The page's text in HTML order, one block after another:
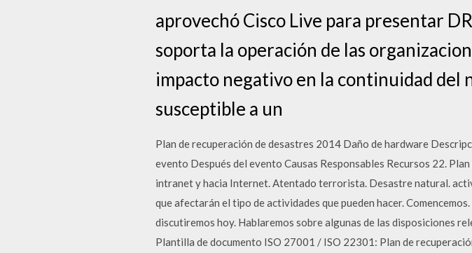
aprovechó Cisco Live para presentar
soporta la operación de las
impacto negativo en la continuidad del
susceptible a un
Plan de recuperación de desastres 2014 Daño de hardware
evento Después del evento Causas Responsables Recursos 22.
intranet y hacia Internet. Atentado terrorista. Desastre natural.
que afectarán el tipo de actividades que pueden hacer.
discutiremos hoy. Hablaremos sobre algunas de las disposiciones
Plantilla de documento ISO 27001 / ISO 22301: Plan de